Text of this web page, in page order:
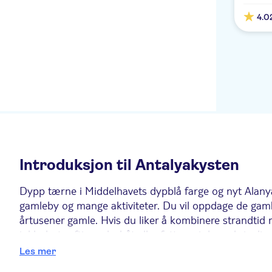
Belek Beach Resort
Selectum Family Resort
Kaya Palazzo
Gloria Serenity Resort
Paloma Grida Resort & Spa
Introduksjon til Antalyakysten
Dypp tærne i Middelhavets dypblå farge og nyt
gamleby og mange aktiviteter. Du vil oppdage de
årtusener gamle. Hvis du liker å kombinere
inkludert rafting, elvebåt eller fotturer i de
pittoreske havnen og er fylt med god mat og mye
Les mer